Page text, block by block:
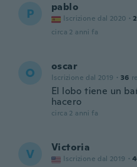
P pablo
Iscrizione dal 2020 ·
circa 2 anni fa
O oscar
Iscrizione dal 2019 · 36
El lobo tiene un
hacero
circa 2 anni fa
V Victoria
Iscrizione dal 2019 ·